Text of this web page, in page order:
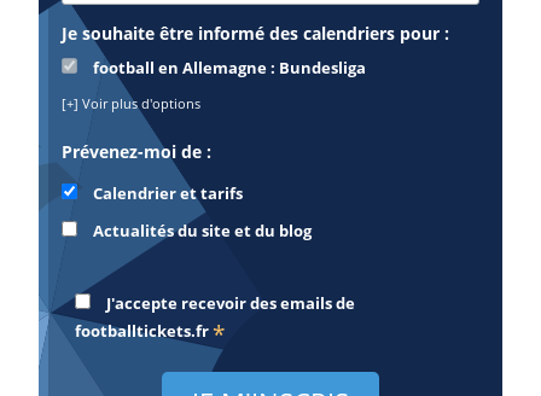
Je souhaite être informé des calendriers pour :
football en Allemagne : Bundesliga
[+] Voir plus d'options
Prévenez-moi de :
Calendrier et tarifs
Actualités du site et du blog
J'accepte recevoir des emails de
footballtickets.fr *